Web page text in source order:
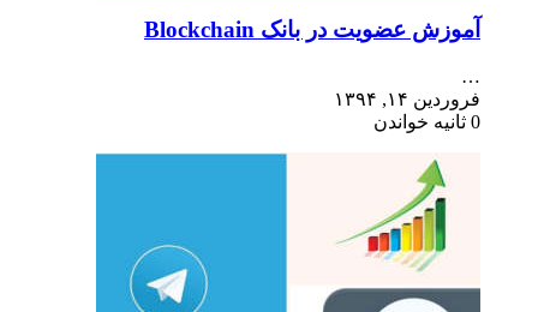
آموزش عضویت در بانک Blockchain
…
فروردین ۱۴, ۱۳۹۴
0 ثانیه خواندن